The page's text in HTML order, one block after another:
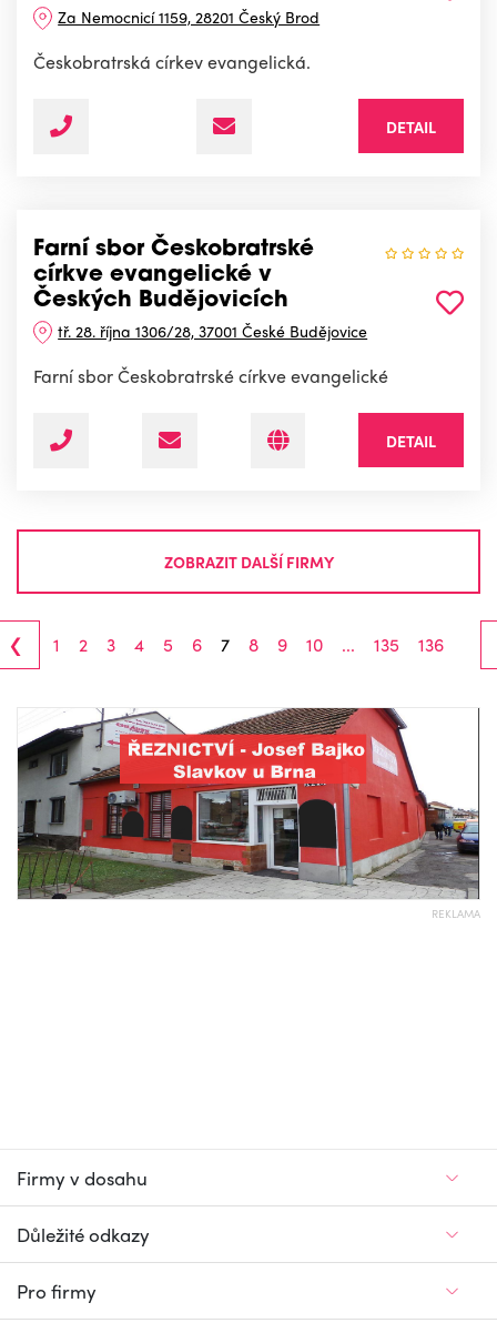
Za Nemocnicí 1159, 28201 Český Brod
Českobratrská církev evangelická.
DETAIL
Farní sbor Českobratrské
církve evangelické v
Českých Budějovicích
tř. 28. října 1306/28, 37001 České Budějovice
Farní sbor Českobratrské církve evangelické
DETAIL
ZOBRAZIT DALŠÍ FIRMY
‹ 1 2 3 4 5 6 7 8 9 10 ... 135 136
REKLAMA
Firmy v dosahu
Důležité odkazy
Pro firmy